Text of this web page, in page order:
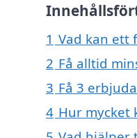
1 Vad kan ett
2 Få alltid
3 Få 3
4 Hur mycket